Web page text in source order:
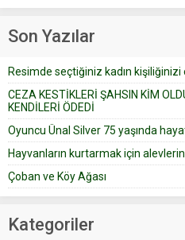
Çoban koyunları alır gider. Aylar...
Son Yazılar
Resimde seçtiğiniz kadın kişiliğinizi
CEZA KESTİKLERİ ŞAHSIN KİM
KENDİLERİ ÖDEDİ
Oyuncu Ünal Silver 75 yaşında
Hayvanların kurtarmak için alevlerin
Çoban ve Köy Ağası
Kategoriler